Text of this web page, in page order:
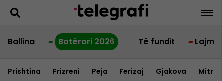
Ballina Botërori 2026 Të fundit Lajme
Prishtina Prizreni Peja Ferizaj Gjakova